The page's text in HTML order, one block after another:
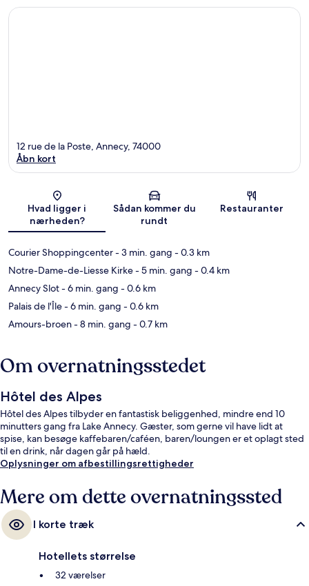
Kort
12 rue de la Poste, Annecy, 74000
Åbn kort
Hvad ligger i
nærheden?
Sådan kommer du
rundt
Restauranter
Courier Shoppingcenter- 3 min. gang - 0.3 km
Notre-Dame-de-Liesse Kirke- 5 min. gang - 0.4 km
Annecy Slot- 6 min. gang - 0.6 km
Palais de l'Île- 6 min. gang - 0.6 km
Amours-broen- 8 min. gang - 0.7 km
Om overnatningsstedet
Hôtel des Alpes
Hôtel des Alpes tilbyder en fantastisk beliggenhed, mindre end 10
minutters gang fra Lake Annecy. Gæster, som gerne vil have lidt at
spise, kan besøge kaffebaren/caféen, baren/loungen er et oplagt sted
til en drink, når dagen går på hæld.
Oplysninger om afbestillingsrettigheder
Mere om dette overnatningssted
I korte træk
Hotellets størrelse
32 værelser